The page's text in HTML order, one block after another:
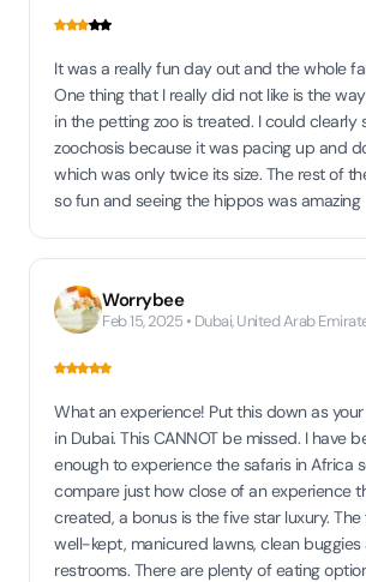
It was a really fun day out and the whole
One thing that I really did not like is the
in the petting zoo is treated. I could clearly
zoochosis because it was pacing up and
which was only twice its size. The rest of
so fun and seeing the hippos was amazing
Worrybee
Feb 15, 2025 • Dubai, United Arab
What an experience! Put this down as
in Dubai. This CANNOT be missed. I have
enough to experience the safaris in Africa
compare just how close of an experience
created, a bonus is the five star luxury.
well-kept, manicured lawns, clean buggies
restrooms. There are plenty of eating